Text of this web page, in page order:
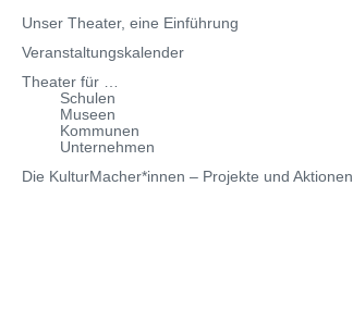
Unser Theater, eine Einführung
Veranstaltungskalender
Theater für …
Schulen
Museen
Kommunen
Unternehmen
Die KulturMacher*innen – Projekte und Aktionen